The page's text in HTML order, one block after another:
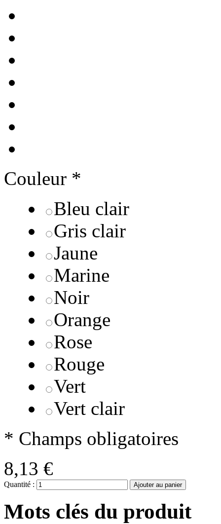
Couleur *
Bleu clair
Gris clair
Jaune
Marine
Noir
Orange
Rose
Rouge
Vert
Vert clair
* Champs obligatoires
8,13 €
Quantité : Ajouter au panier
Mots clés du produit